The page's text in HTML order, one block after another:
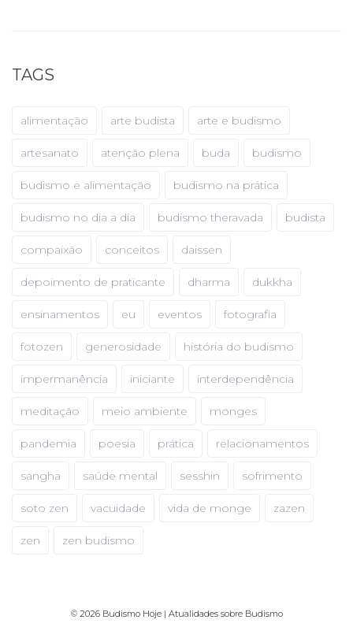
TAGS
alimentação arte budista arte e budismo
artesanato atenção plena buda budismo
budismo e alimentação budismo na prática
budismo no dia a dia budismo theravada budista
compaixão conceitos daissen
depoimento de praticante dharma dukkha
ensinamentos eu eventos fotografia
fotozen generosidade história do budismo
impermanência iniciante interdependência
meditação meio ambiente monges
pandemia poesia prática relacionamentos
sangha saúde mental sesshin sofrimento
soto zen vacuidade vida de monge zazen
zen zen budismo
© 2026 Budismo Hoje | Atualidades sobre Budismo